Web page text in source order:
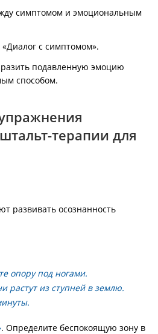
симптомом и эмоциональным
с симптомом».
подавленную эмоцию
способом.
терапии для
развивать осознанность
опору под ногами.
растут из ступней в землю.
. Определите беспокоящую зону в